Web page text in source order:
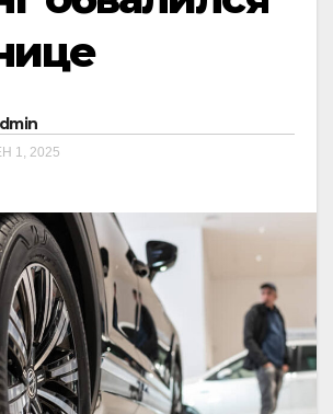
1, 2025